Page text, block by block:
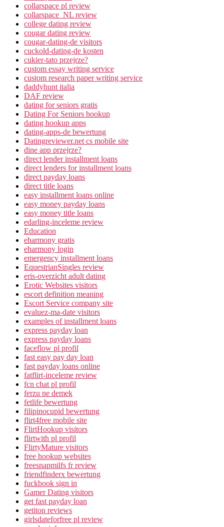
collarspace pl review
collarspace_NL review
college dating review
cougar dating review
cougar-dating-de visitors
cuckold-dating-de kosten
cukier-tato przejrze?
custom essay writing service
custom research paper writing service
daddyhunt italia
DAF review
dating for seniors gratis
Dating For Seniors hookup
dating hookup apps
dating-apps-de bewertung
Datingreviewer.net cs mobile site
dine app przejrze?
direct lender installment loans
direct lenders for installment loans
direct payday loans
direct title loans
easy installment loans online
easy money payday loans
easy money title loans
edarling-inceleme review
Education
eharmony gratis
eharmony login
emergency installment loans
EquestrianSingles review
eris-overzicht adult dating
Erotic Websites visitors
escort definition meaning
Escort Service company site
evaluez-ma-date visitors
examples of installment loans
express payday loan
express payday loans
faceflow pl profil
fast easy pay day loan
fast payday loans online
fatflirt-inceleme review
fcn chat pl profil
ferzu ne demek
fetlife bewertung
filipinocupid bewertung
flirt4free mobile site
FlirtHookup visitors
flirtwith pl profil
FlirtyMature visitors
free hookup websites
freesnapmilfs fr review
friendfinderx bewertung
fuckbook sign in
Gamer Dating visitors
get fast payday loan
getiton reviews
girlsdateforfree pl review